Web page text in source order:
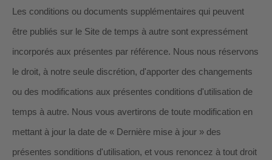
Les conditions ou documents supplémentaires qui peuvent
être publiés sur le Site de temps à autre sont expressément
incorporés aux présentes par référence. Nous nous réservons
le droit, à notre seule discrétion, d'apporter des changements
ou des modifications aux présentes conditions d'utilisation de
temps à autre. Nous vous avertirons de toute modification en
mettant à jour la date de « Dernière mise à jour » des
présentes sonditions d'utilisation, et vous renoncez à tout droit